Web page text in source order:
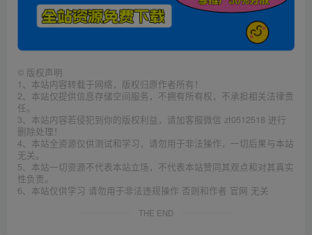
© 版权声明
1、本站内容转载于网络，版权归原作者所有！
2、本站仅提供信息存储空间服务，不拥有所有权，不承担相关法律责
任。
3、本站内容若侵犯到你的版权利益，请加客服微信 zt0512518 进行
删除处理！
4、本站全资源仅供测试和学习，请勿用于非法操作，一切后果与本站
无关。
5、本站一切资源不代表本站立场，不代表本站赞同其观点和对其真实
性负责。
6、本站仅供学习 请勿用于非法违规操作 否则和作者 官网 无关
THE END